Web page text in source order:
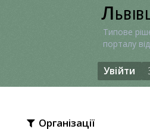
Типове
порталу
Увійти
Організації